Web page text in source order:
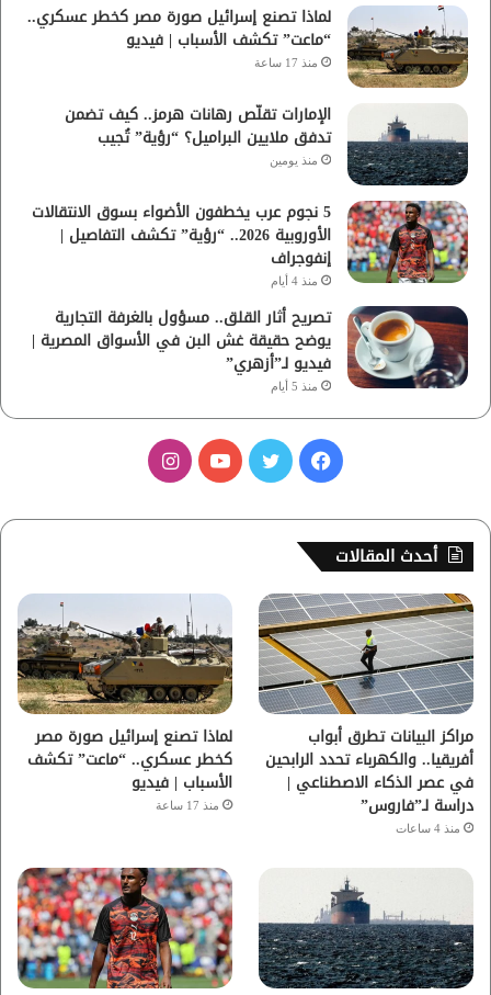
لماذا تصنع إسرائيل صورة مصر كخطر عسكري..
“ماعت” تكشف الأسباب | فيديو
منذ 17 ساعة
الإمارات تقلّص رهانات هرمز.. كيف تضمن
تدفق ملايين البراميل؟ “رؤية” تُجيب
منذ يومين
5 نجوم عرب يخطفون الأضواء بسوق الانتقالات
الأوروبية 2026.. “رؤية” تكشف التفاصيل |
إنفوجراف
منذ 4 أيام
تصريح أثار القلق.. مسؤول بالغرفة التجارية
يوضح حقيقة غش البن في الأسواق المصرية |
فيديو لـ”أزهري”
منذ 5 أيام
س
ب
و
ك
ر
ي
و
ب
ت
ق
ر
ا
م
أحدث المقالات
مراكز البيانات تطرق أبواب
أفريقيا.. والكهرباء تحدد الرابحين
في عصر الذكاء الاصطناعي |
دراسة لـ”فاروس”
منذ 4 ساعات
لماذا تصنع إسرائيل صورة مصر
كخطر عسكري.. “ماعت” تكشف
الأسباب | فيديو
منذ 17 ساعة